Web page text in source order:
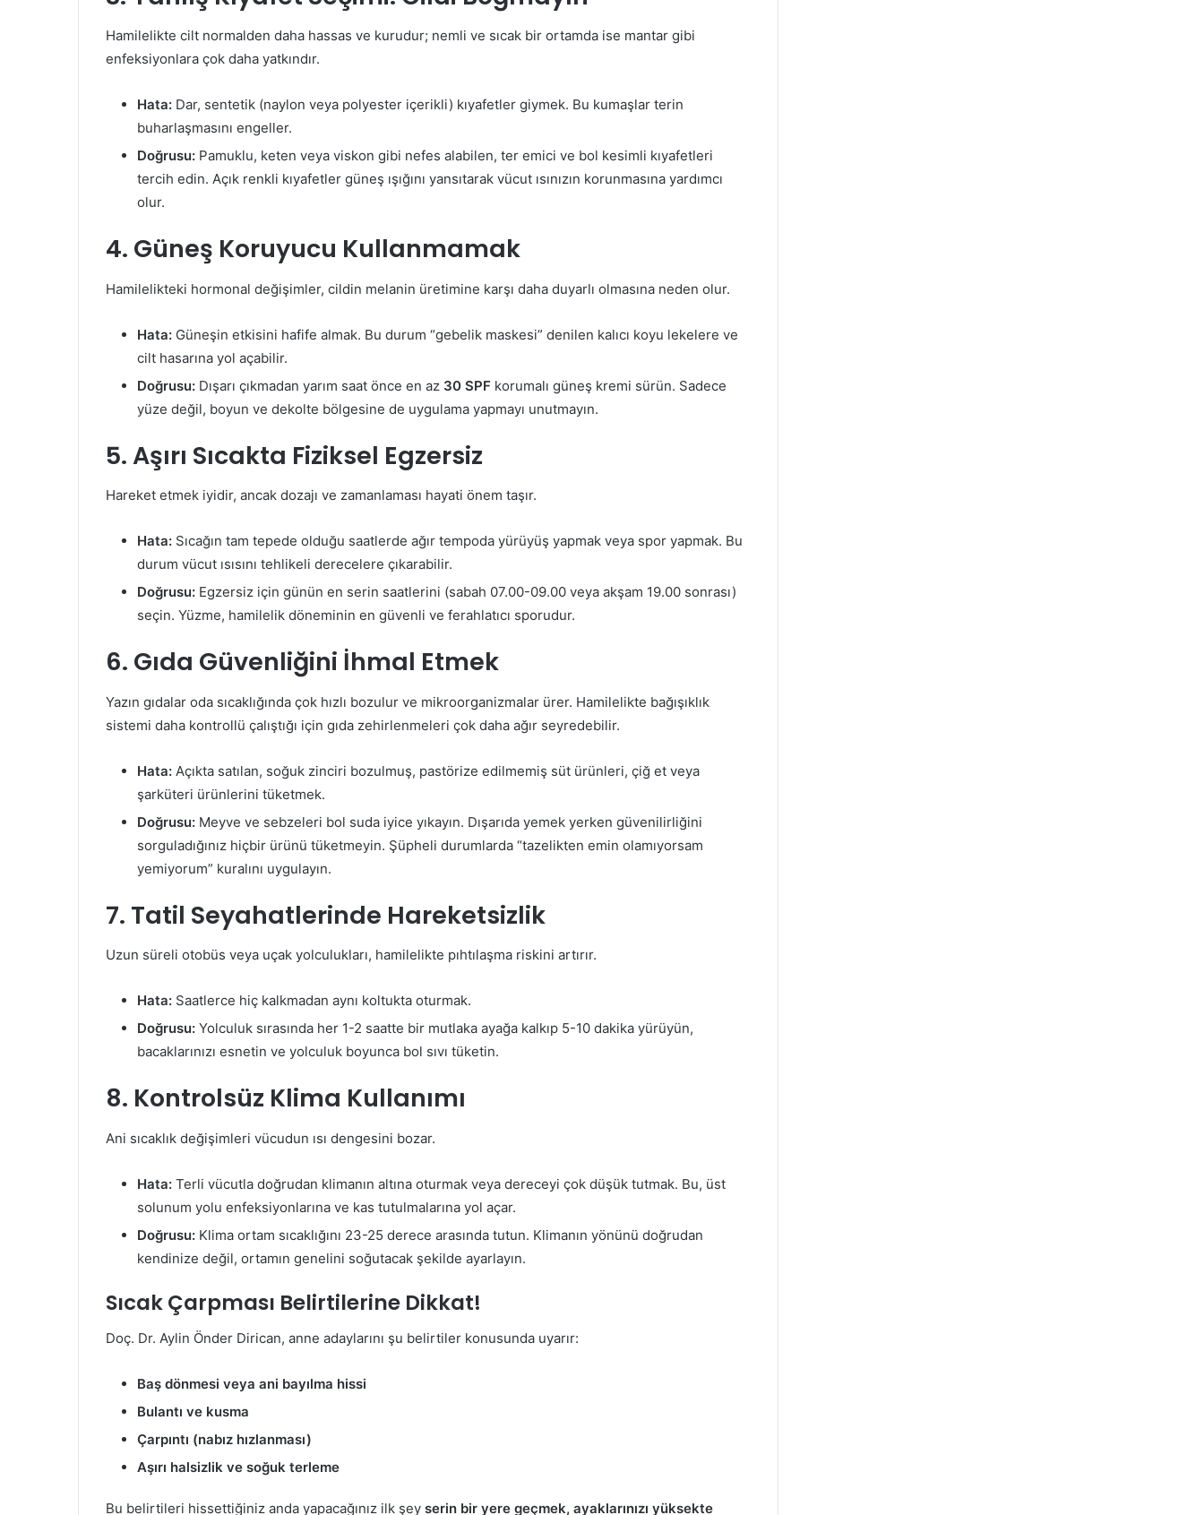
Hamilelikte cilt normalden daha hassas ve kurudur; nemli ve sıcak bir ortamda ise mantar gibi
enfeksiyonlara çok daha yatkındır.
Hata: Dar, sentetik (naylon veya polyester içerikli) kıyafetler giymek. Bu kumaşlar terin
buharlaşmasını engeller.
Doğrusu: Pamuklu, keten veya viskon gibi nefes alabilen, ter emici ve bol kesimli kıyafetleri
tercih edin. Açık renkli kıyafetler güneş ışığını yansıtarak vücut ısınızın korunmasına yardımcı
olur.
4. Güneş Koruyucu Kullanmamak
Hamilelikteki hormonal değişimler, cildin melanin üretimine karşı daha duyarlı olmasına neden olur.
Hata: Güneşin etkisini hafife almak. Bu durum “gebelik maskesi” denilen kalıcı koyu lekelere ve
cilt hasarına yol açabilir.
Doğrusu: Dışarı çıkmadan yarım saat önce en az 30 SPF korumalı güneş kremi sürün. Sadece
yüze değil, boyun ve dekolte bölgesine de uygulama yapmayı unutmayın.
5. Aşırı Sıcakta Fiziksel Egzersiz
Hareket etmek iyidir, ancak dozajı ve zamanlaması hayati önem taşır.
Hata: Sıcağın tam tepede olduğu saatlerde ağır tempoda yürüyüş yapmak veya spor yapmak. Bu
durum vücut ısısını tehlikeli derecelere çıkarabilir.
Doğrusu: Egzersiz için günün en serin saatlerini (sabah 07.00-09.00 veya akşam 19.00 sonrası)
seçin. Yüzme, hamilelik döneminin en güvenli ve ferahlatıcı sporudur.
6. Gıda Güvenliğini İhmal Etmek
Yazın gıdalar oda sıcaklığında çok hızlı bozulur ve mikroorganizmalar ürer. Hamilelikte bağışıklık
sistemi daha kontrollü çalıştığı için gıda zehirlenmeleri çok daha ağır seyredebilir.
Hata: Açıkta satılan, soğuk zinciri bozulmuş, pastörize edilmemiş süt ürünleri, çiğ et veya
şarküteri ürünlerini tüketmek.
Doğrusu: Meyve ve sebzeleri bol suda iyice yıkayın. Dışarıda yemek yerken güvenilirliğini
sorguladığınız hiçbir ürünü tüketmeyin. Şüpheli durumlarda “tazelikten emin olamıyorsam
yemiyorum” kuralını uygulayın.
7. Tatil Seyahatlerinde Hareketsizlik
Uzun süreli otobüs veya uçak yolculukları, hamilelikte pıhtılaşma riskini artırır.
Hata: Saatlerce hiç kalkmadan aynı koltukta oturmak.
Doğrusu: Yolculuk sırasında her 1-2 saatte bir mutlaka ayağa kalkıp 5-10 dakika yürüyün,
bacaklarınızı esnetin ve yolculuk boyunca bol sıvı tüketin.
8. Kontrolsüz Klima Kullanımı
Ani sıcaklık değişimleri vücudun ısı dengesini bozar.
Hata: Terli vücutla doğrudan klimanın altına oturmak veya dereceyi çok düşük tutmak. Bu, üst
solunum yolu enfeksiyonlarına ve kas tutulmalarına yol açar.
Doğrusu: Klima ortam sıcaklığını 23-25 derece arasında tutun. Klimanın yönünü doğrudan
kendinize değil, ortamın genelini soğutacak şekilde ayarlayın.
Sıcak Çarpması Belirtilerine Dikkat!
Doç. Dr. Aylin Önder Dirican, anne adaylarını şu belirtiler konusunda uyarır:
Baş dönmesi veya ani bayılma hissi
Bulantı ve kusma
Çarpıntı (nabız hızlanması)
Aşırı halsizlik ve soğuk terleme
Bu belirtileri hissettiğiniz anda yapacağınız ilk şey serin bir yere geçmek, ayaklarınızı yüksekte